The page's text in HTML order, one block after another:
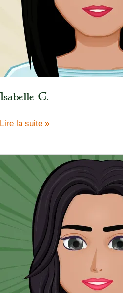
Isabelle G.
Isabelle
Lire la suite »